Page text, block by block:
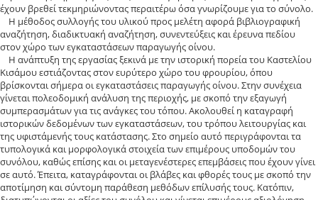
έχουν βρεθεί τεκμηριώνοντας περαιτέρω όσα γνωρίζουμε για το σύνολο.
Η μέθοδος συλλογής του υλικού προς μελέτη αφορά βιβλιογραφική
αναζήτηση, διαδικτυακή αναζήτηση, συνεντεύξεις και έρευνα πεδίου
στον χώρο των εγκαταστάσεων παραγωγής οίνου.
Η ανάπτυξη της εργασίας ξεκινά με την ιστορική πορεία του Καστελίου
Κισάμου εστιάζοντας στον ευρύτερο χώρο του φρουρίου, όπου
βρίσκονται σήμερα οι εγκαταστάσεις παραγωγής οίνου. Στην συνέχεια
γίνεται πολεοδομική ανάλυση της περιοχής, με σκοπό την εξαγωγή
συμπερασμάτων για τις ανάγκες του τόπου. Ακολουθεί η καταγραφή
ιστορικών δεδομένων των εγκαταστάσεων, του τρόπου λειτουργίας και
της υφιστάμενής τους κατάστασης. Στο σημείο αυτό περιγράφονται τα
τυπολογικά και μορφολογικά στοιχεία των επιμέρους υποδομών του
συνόλου, καθώς επίσης και οι μεταγενέστερες επεμβάσεις που έχουν γίνει
σε αυτό. Έπειτα, καταγράφονται οι βλάβες και φθορές τους με σκοπό την
αποτίμηση και σύντομη παράθεση μεθόδων επίλυσής τους. Κατόπιν,